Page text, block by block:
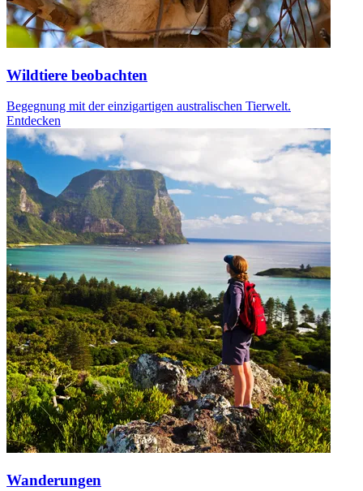
Wildtiere beobachten
Begegnung mit der einzigartigen australischen Tierwelt.
Entdecken
Wanderungen